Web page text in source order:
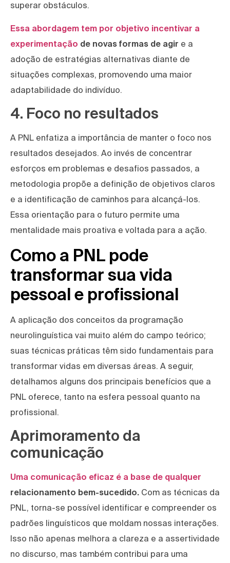
superar obstáculos.
Essa abordagem tem por objetivo incentivar a
experimentação de novas formas de agir e a
adoção de estratégias alternativas diante de
situações complexas, promovendo uma maior
adaptabilidade do indivíduo.
4. Foco no resultados
A PNL enfatiza a importância de manter o foco nos
resultados desejados. Ao invés de concentrar
esforços em problemas e desafios passados, a
metodologia propõe a definição de objetivos claros
e a identificação de caminhos para alcançá-los.
Essa orientação para o futuro permite uma
mentalidade mais proativa e voltada para a ação.
Como a PNL pode
transformar sua vida
pessoal e profissional
A aplicação dos conceitos da programação
neurolinguística vai muito além do campo teórico;
suas técnicas práticas têm sido fundamentais para
transformar vidas em diversas áreas. A seguir,
detalhamos alguns dos principais benefícios que a
PNL oferece, tanto na esfera pessoal quanto na
profissional.
Aprimoramento da
comunicação
Uma comunicação eficaz é a base de qualquer
relacionamento bem-sucedido. Com as técnicas da
PNL, torna-se possível identificar e compreender os
padrões linguísticos que moldam nossas interações.
Isso não apenas melhora a clareza e a assertividade
no discurso, mas também contribui para uma